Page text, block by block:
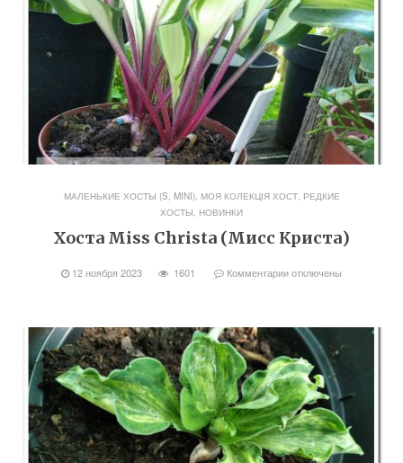
МАЛЕНЬКИЕ ХОСТЫ (S, MINI), МОЯ КОЛЕКЦІЯ ХОСТ, РЕДКИЕ
ХОСТЫ, НОВИНКИ
Хоста Miss Christa (Мисс Криста)
12 ноября 2023 1601 Комментарииотключены